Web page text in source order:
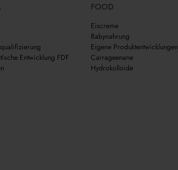
Entwicklung FDF
FOOD
Eiscreme
Babynahrung
Eigene Produktentwicklungen
Carrageenane
Hydrokolloide